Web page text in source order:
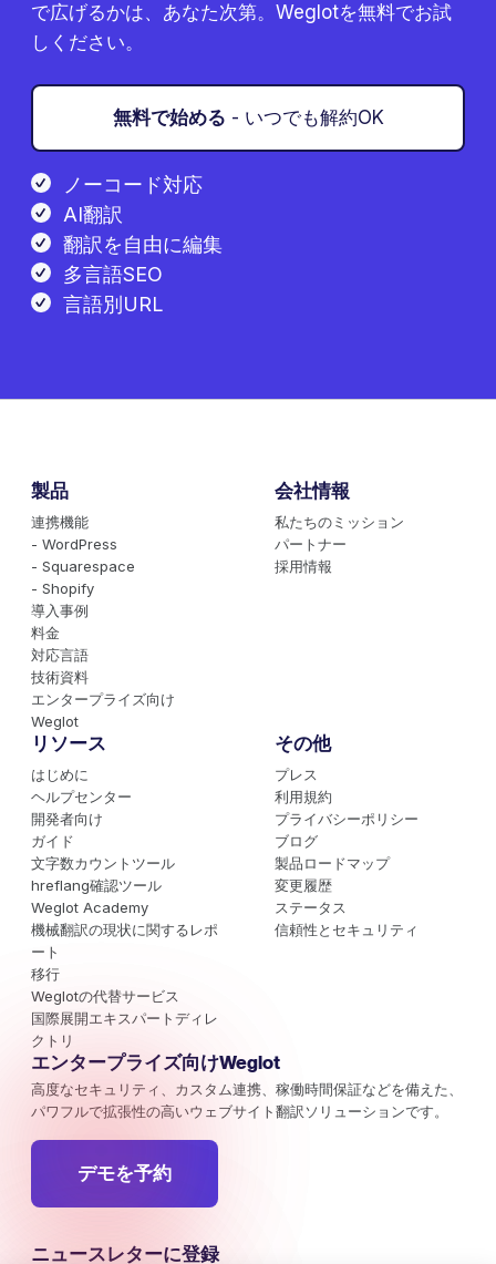
で広げるかは、あなた次第。Weglotを無料でお試
しください。
無料で始める - いつでも解約OK
ノーコード対応
AI翻訳
翻訳を自由に編集
多言語SEO
言語別URL
製品
連携機能
- WordPress
- Squarespace
- Shopify
導入事例
料金
対応言語
技術資料
エンタープライズ向け
Weglot
会社情報
私たちのミッション
パートナー
採用情報
リソース
はじめに
ヘルプセンター
開発者向け
ガイド
文字数カウントツール
hreflang確認ツール
Weglot Academy
機械翻訳の現状に関するレポ
ート
移行
Weglotの代替サービス
国際展開エキスパートディレ
クトリ
その他
プレス
利用規約
プライバシーポリシー
ブログ
製品ロードマップ
変更履歴
ステータス
信頼性とセキュリティ
エンタープライズ向けWeglot
高度なセキュリティ、カスタム連携、稼働時間保証などを備えた、
パワフルで拡張性の高いウェブサイト翻訳ソリューションです。
デモを予約
ニュースレターに登録